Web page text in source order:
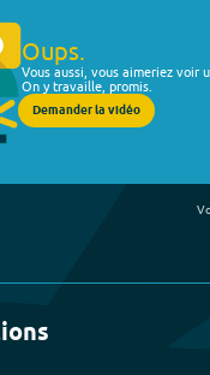
Oups.
Vous aussi, vous aimeriez voir
On y travaille, promis.
Demander la vidéo
s